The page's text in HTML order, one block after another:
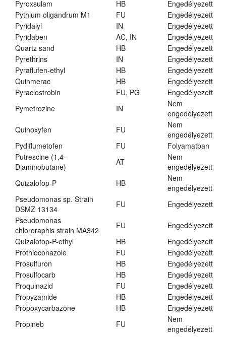
Pyroxsulam
HB
Engedélyezett
Pythium oligandrum M1
FU
Engedélyezett
Pyridalyl
IN
Engedélyezett
Pyridaben
AC, IN
Engedélyezett
Quartz sand
HB
Engedélyezett
Pyrethrins
IN
Engedélyezett
Pyraflufen-ethyl
HB
Engedélyezett
Quinmerac
HB
Engedélyezett
Pyraclostrobin
FU, PG
Engedélyezett
Pymetrozine
IN
Nem
engedélyezett
Quinoxyfen
FU
Nem
engedélyezett
Pydiflumetofen
FU
Folyamatban
Putrescine (1,4-
Diaminobutane)
AT
Nem
engedélyezett
Quizalofop-P
HB
Nem
engedélyezett
Pseudomonas sp. Strain
DSMZ 13134
FU
Engedélyezett
Pseudomonas
chlororaphis strain MA342
FU
Engedélyezett
Quizalofop-P-ethyl
HB
Engedélyezett
Prothioconazole
FU
Engedélyezett
Prosulfuron
HB
Engedélyezett
Prosulfocarb
HB
Engedélyezett
Proquinazid
FU
Engedélyezett
Propyzamide
HB
Engedélyezett
Propoxycarbazone
HB
Engedélyezett
Propineb
FU
Nem
engedélyezett